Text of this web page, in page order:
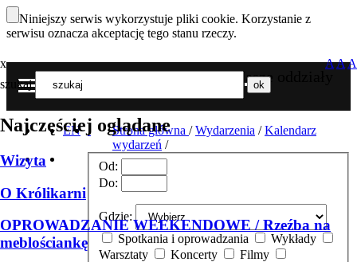
Niniejszy serwis wykorzystuje pliki cookie. Korzystanie z
serwisu oznacza akceptację tego stanu rzeczy.
Nasze oddziały
MENU
x
szukaj
Najczęściej oglądane
Wizyta
O Królikarni
OPROWADZANIE WEEKENDOWE / Rzeźba na
meblościankę
AAA
EN Strona główna / Wydarzenia /Kalendarz
wydarzeń /
Od:
Do:
Gdzie:
Spotkania i oprowadzania
Wykłady
Warsztaty
Koncerty
Filmy